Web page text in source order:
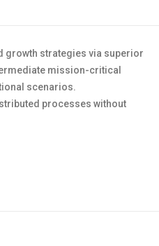
growth strategies via superior
mission-critical
scenarios.
processes without